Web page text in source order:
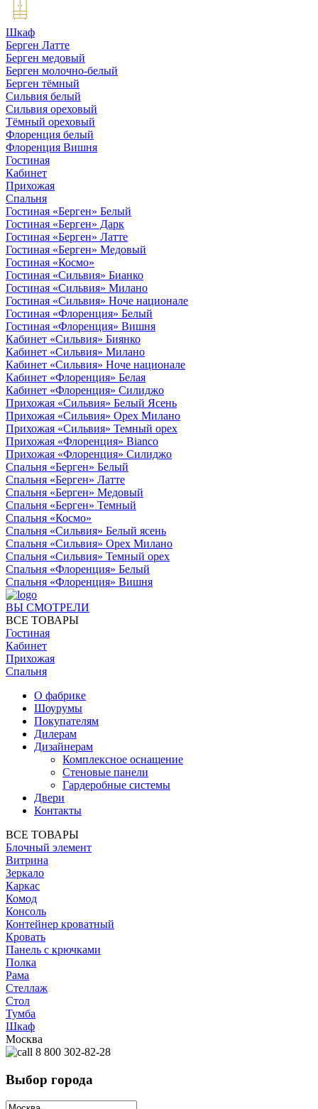
Шкаф
Берген Латте
Берген медовый
Берген молочно-белый
Берген тёмный
Сильвия белый
Сильвия ореховый
Тёмный ореховый
Флоренция белый
Флоренция Вишня
Гостиная
Кабинет
Прихожая
Спальня
Гостиная «Берген» Белый
Гостиная «Берген» Дарк
Гостиная «Берген» Латте
Гостиная «Берген» Медовый
Гостиная «Космо»
Гостиная «Сильвия» Бианко
Гостиная «Сильвия» Милано
Гостиная «Сильвия» Ноче национале
Гостиная «Флоренция» Белый
Гостиная «Флоренция» Вишня
Кабинет «Сильвия» Биянко
Кабинет «Сильвия» Милано
Кабинет «Сильвия» Ноче национале
Кабинет «Флоренция» Белая
Кабинет «Флоренция» Силиджо
Прихожая «Сильвия» Белый Ясень
Прихожая «Сильвия» Орех Милано
Прихожая «Сильвия» Темный орех
Прихожая «Флоренция» Bianco
Прихожая «Флоренция» Силиджо
Спальня «Берген» Белый
Спальня «Берген» Латте
Спальня «Берген» Медовый
Спальня «Берген» Темный
Спальня «Космо»
Спальня «Сильвия» Белый ясень
Спальня «Сильвия» Орех Милано
Спальня «Сильвия» Темный орех
Спальня «Флоренция» Белый
Спальня «Флоренция» Вишня
ВЫ СМОТРЕЛИ
ВСЕ ТОВАРЫ
Гостиная
Кабинет
Прихожая
Спальня
О фабрике
Шоурумы
Покупателям
Дилерам
Дизайнерам
Комплексное оснащение
Стеновые панели
Гардеробные системы
Двери
Контакты
ВСЕ ТОВАРЫ
Блочный элемент
Витрина
Зеркало
Каркас
Комод
Консоль
Контейнер кроватный
Кровать
Панель с крючками
Полка
Рама
Стеллаж
Стол
Тумба
Шкаф
Москва
8 800 302-82-28
Выбор города